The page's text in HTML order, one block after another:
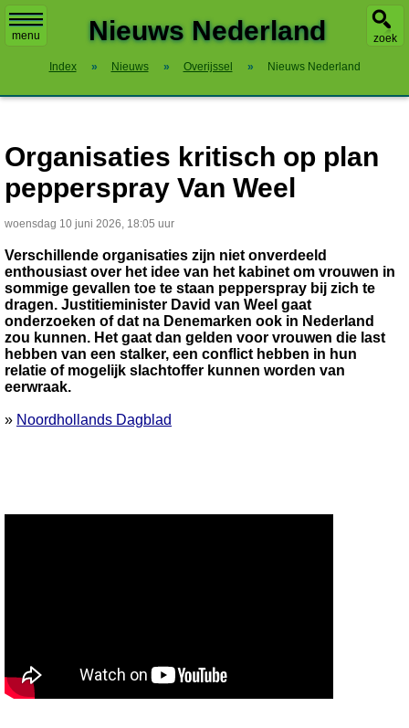
menu zoek
Nieuws Nederland
Index » Nieuws » Overijssel » Nieuws Nederland
Organisaties kritisch op plan
pepperspray Van Weel
woensdag 10 juni 2026, 18:05 uur
Verschillende organisaties zijn niet onverdeeld
enthousiast over het idee van het kabinet om vrouwen in
sommige gevallen toe te staan pepperspray bij zich te
dragen. Justitieminister David van Weel gaat
onderzoeken of dat na Denemarken ook in Nederland
zou kunnen. Het gaat dan gelden voor vrouwen die last
hebben van een stalker, een conflict hebben in hun
relatie of mogelijk slachtoffer kunnen worden van
eerwraak.
» Noordhollands Dagblad